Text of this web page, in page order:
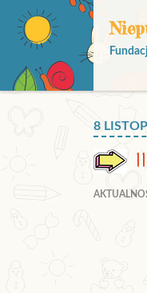
8